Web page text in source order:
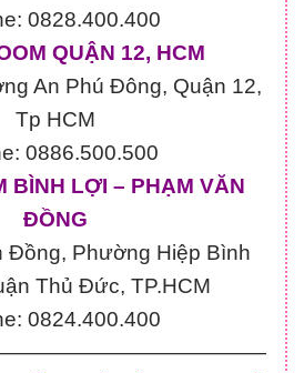
0828.400.400
QUẬN 12, HCM
An Phú Đông, Quận 12,
Tp HCM
0886.500.500
BÌNH LỢI – PHẠM VĂN
ĐỒNG
Đồng, Phường Hiệp Bình
Thủ Đức, TP.HCM
0824.400.400